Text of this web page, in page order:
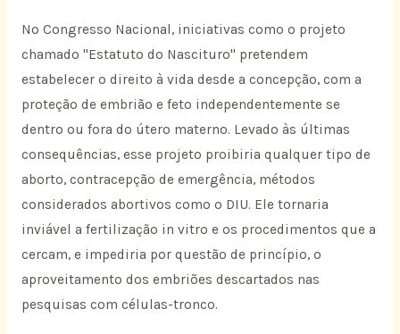
No Congresso Nacional, iniciativas como o projeto
chamado "Estatuto do Nascituro" pretendem
estabelecer o direito à vida desde a concepção, com a
proteção de embrião e feto independentemente se
dentro ou fora do útero materno. Levado às últimas
consequências, esse projeto proibiria qualquer tipo de
aborto, contracepção de emergência, métodos
considerados abortivos como o DIU. Ele tornaria
inviável a fertilização in vitro e os procedimentos que a
cercam, e impediria por questão de princípio, o
aproveitamento dos embriões descartados nas
pesquisas com células-tronco.